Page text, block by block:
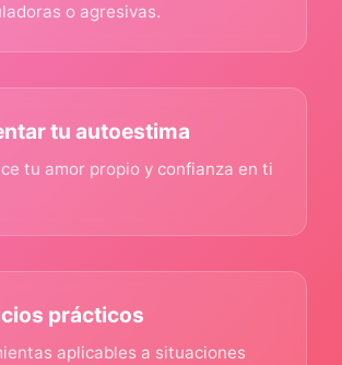
o agresivas.
tu autoestima
tu amor propio y confianza en ti
prácticos
aplicables a situaciones